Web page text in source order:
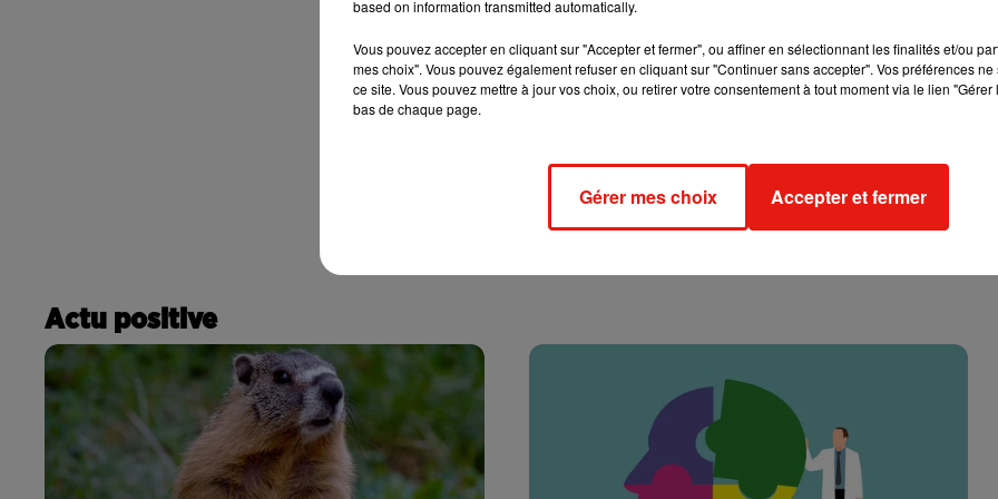
Actu positive
based on information transmitted automatically.
Vous pouvez accepter en cliquant sur "Accepter et fermer", ou affiner en sélectionnant les finalités et/ou
mes choix". Vous pouvez également refuser en cliquant sur "Continuer sans accepter". Vos préférences
ce site. Vous pouvez mettre à jour vos choix, ou retirer votre consentement à tout moment via le lien
bas de chaque page.
Gérer mes choix Accepter et fermer